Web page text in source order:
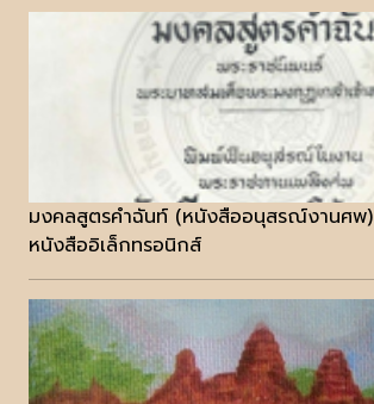
มงคลสูตรคำฉันท์ (หนังสืออนุสรณ์งานศพ)
หนังสืออิเล็กทรอนิกส์